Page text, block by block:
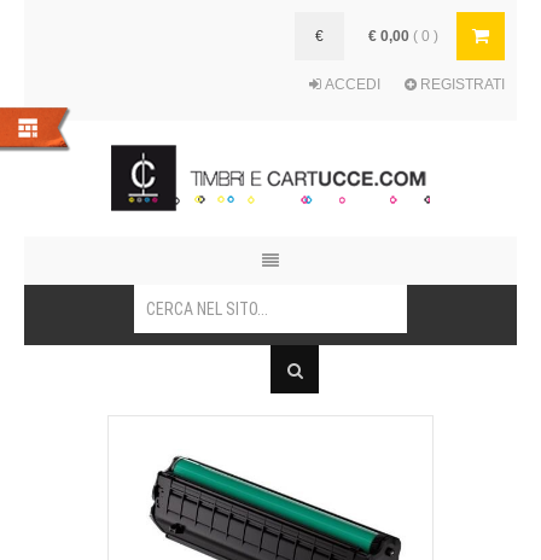
€ 0,00 ( 0 )
€
ACCEDI REGISTRATI
HOME
TIMBRI
ARTICOLI DA UFFICIO